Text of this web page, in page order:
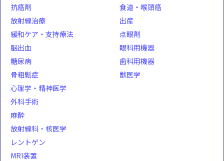
抗癌剤
放射線治療
緩和ケア・支持療法
脳出血
糖尿病
骨粗鬆症
食道・喉頭癌
出産
点眼剤
眼科用機器
歯科用機器
獣医学
心理学・精神医学
外科手術
麻酔
放射線科・核医学
レントゲン
MRI装置